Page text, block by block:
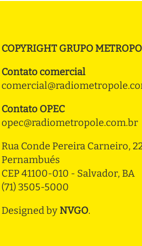
COPYRIGHT GRUPO
Contato comercial
Contato OPEC
opec@radiometropole.com.br
Rua Conde Pereira Carneiro,
Pernambués
CEP 41100-010 - Salvador, BA
(71) 3505-5000
Designed by NVGO.